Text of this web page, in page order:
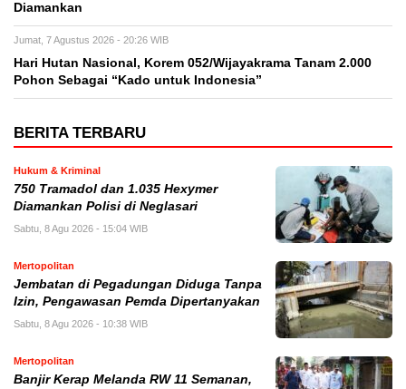
Diamankan
Jumat, 7 Agustus 2026 - 20:26 WIB
Hari Hutan Nasional, Korem 052/Wijayakrama Tanam 2.000
Pohon Sebagai “Kado untuk Indonesia”
BERITA TERBARU
Hukum & Kriminal
750 Tramadol dan 1.035 Hexymer
Diamankan Polisi di Neglasari
Sabtu, 8 Agu 2026 - 15:04 WIB
Mertopolitan
Jembatan di Pegadungan Diduga Tanpa
Izin, Pengawasan Pemda Dipertanyakan
Sabtu, 8 Agu 2026 - 10:38 WIB
Mertopolitan
Banjir Kerap Melanda RW 11 Semanan,